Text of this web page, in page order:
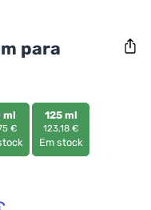
para
ml
€
125 ml
123,18 €
Em stock